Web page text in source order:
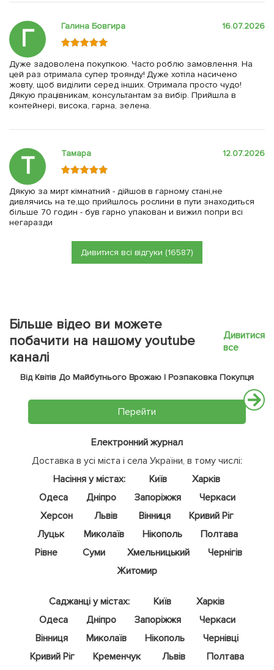
Г Галина Бовгира 16.07.2026
Дуже задоволена покупкою. Часто роблю замовлення. На
цей раз отримала супер троянду! Дуже хотіла насичено
жовту, щоб виділити серед інших. Отримала просто чудо!
Дякую працівникам, консультантам за вибір. Прийшла в
контейнері, висока, гарна, зелена.
Т Тамара 12.07.2026
Дякую за мирт кімнатний - дійшов в гарному стані,не
дивлячись на те,що прийшлось рослини в пути знаходиться
більше 70 годин - був гарно упакован и вижил попри всі
негаразди
Дивитися всі відгуки (16587)
Більше відео ви можете
побачити на нашому youtube
каналі
Дивитися
все
Від Квітів До Майбутнього Врожаю | Розпаковка Покупця
Перейти
Електронний журнал
Доставка в усі міста і села України, в тому числі:
Насіння у містах:
Київ
Харків
Одеса
Дніпро Запоріжжя
Черкаси
Херсон
Львів Вінниця
Кривий Ріг
Луцьк
Миколаїв Нікополь
Полтава
Рівне
Суми Хмельницький
Чернігів
Житомир
Саджанці у містах: Київ
Харків
Одеса
Дніпро Запоріжжя
Черкаси
Вінниця
Миколаїв Нікополь
Чернівці
Кривий Ріг
Кременчук Львів
Полтава